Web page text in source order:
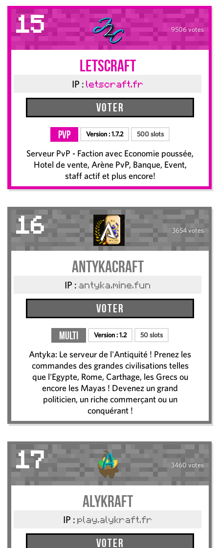
15 9506 votes
LetsCraft
IP : letscraft.fr
Voter
PvP Version :1.7.2 500 slots
Serveur PvP - Faction avec Economie poussée,
Hotel de vente, Arène PvP, Banque, Event,
staff actif et plus encore!
16 3654 votes
AntykaCraft
IP : antyka.mine.fun
Voter
Multi Version :1.2 50 slots
Antyka: Le serveur de l'Antiquité ! Prenez les
commandes des grandes civilisations telles
que l'Egypte, Rome, Carthage, les Grecs ou
encore les Mayas ! Devenez un grand
politicien, un riche commerçant ou un
conquérant !
17 3460 votes
Alykraft
IP : play.alykraft.fr
Voter